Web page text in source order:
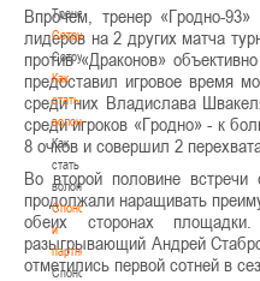
Тренерам
Сотрудничество
Сотрудничество
Как
стать
волонтером
Как
стать
волонтером
Спонсоры
и
партнеры
Спонсоры
Впрочем, тренер «Гродно-
лидеров на 2 других матча
против «Драконов»
предоставил игровое время
среди них Владислава
среди игроков «Гродно» - к
8 очков и совершил 2
Во второй половине
продолжали наращивать
обеих сторонах
разыгрывающий Андрей
отметились первой сотней в